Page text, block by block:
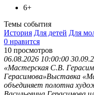
6+
Темы события
История Для детей Для
0 нравится
10 просмотров
06.08.2026 10:00:00
«Мастерская С.В.
Герасимова»Выставка
объединяет полотна